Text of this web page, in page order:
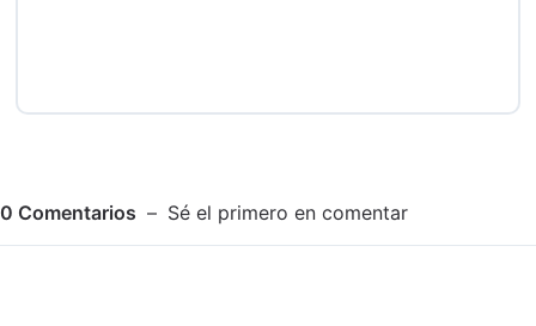
0 Comentarios Sé el primero en comentar